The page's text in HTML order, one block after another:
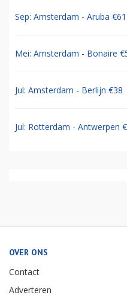
Sep: Amsterdam - Aruba
Mei: Amsterdam - Bonaire
Jul: Amsterdam - Berlijn €38
Jul: Rotterdam - Antwerpen
OVER ONS
Contact
Adverteren